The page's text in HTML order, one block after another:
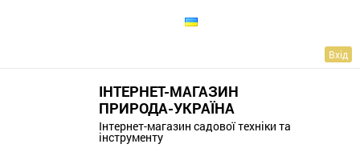
Вхід
ІНТЕРНЕТ-МАГАЗИН
ПРИРОДА-УКРАЇНА
Інтернет-магазин садової техніки та
інструменту